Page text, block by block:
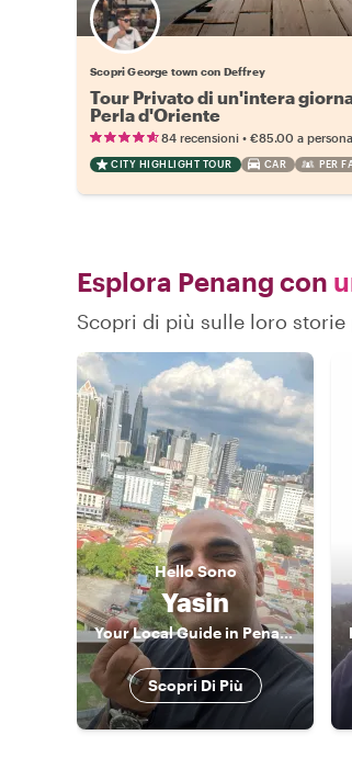
Scopri George town con Deffrey
Tour Privato di un'intera
Perla d'Oriente
84 recensioni • €85.00 a persona
CITY HIGHLIGHT TOUR CAR PER
Esplora Penang con
Scopri di più sulle loro storie
HelloSono
Yasin
Your Local Guide in Penang
Scopri Di Più